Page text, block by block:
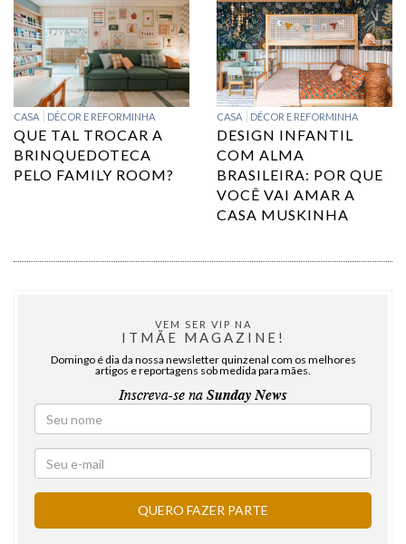
CASA DÉCOR E REFORMINHA
QUE TAL TROCAR A
BRINQUEDOTECA
PELO FAMILY ROOM?
CASA DÉCOR E REFORMINHA
DESIGN INFANTIL
COM ALMA
BRASILEIRA: POR QUE
VOCÊ VAI AMAR A
CASA MUSKINHA
VEM SER VIP NA
ITMÃE MAGAZINE!
Domingo é dia da nossa newsletter quinzenal com os melhores
artigos e reportagens sob medida para mães.